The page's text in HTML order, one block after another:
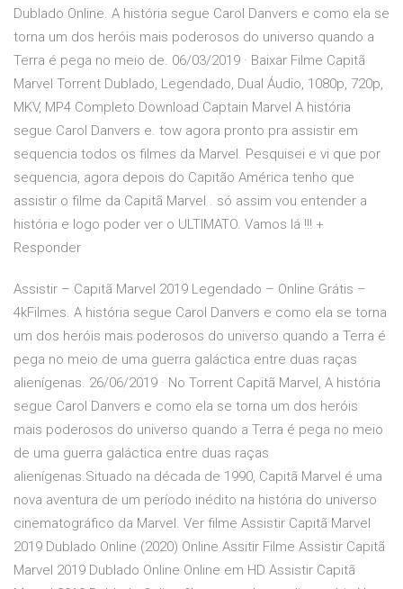
Dublado Online. A história segue Carol Danvers e como ela se
torna um dos heróis mais poderosos do universo quando a
Terra é pega no meio de. 06/03/2019 · Baixar Filme Capitã
Marvel Torrent Dublado, Legendado, Dual Áudio, 1080p, 720p,
MKV, MP4 Completo Download Captain Marvel A história
segue Carol Danvers e. tow agora pronto pra assistir em
sequencia todos os filmes da Marvel. Pesquisei e vi que por
sequencia, agora depois do Capitão América tenho que
assistir o filme da Capitã Marvel . só assim vou entender a
história e logo poder ver o ULTIMATO. Vamos lá !!! +
Responder
Assistir – Capitã Marvel 2019 Legendado – Online Grátis –
4kFilmes. A história segue Carol Danvers e como ela se torna
um dos heróis mais poderosos do universo quando a Terra é
pega no meio de uma guerra galáctica entre duas raças
alienígenas. 26/06/2019 · No Torrent Capitã Marvel, A história
segue Carol Danvers e como ela se torna um dos heróis
mais poderosos do universo quando a Terra é pega no meio
de uma guerra galáctica entre duas raças
alienígenas.Situado na década de 1990, Capitã Marvel é uma
nova aventura de um período inédito na história do universo
cinematográfico da Marvel. Ver filme Assistir Capitã Marvel
2019 Dublado Online (2020) Online Assitir Filme Assistir Capitã
Marvel 2019 Dublado Online Online em HD Assistir Capitã